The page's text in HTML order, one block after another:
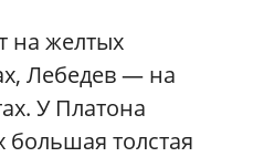
на желтых
Лебедев — на
У Платона
большая толстая